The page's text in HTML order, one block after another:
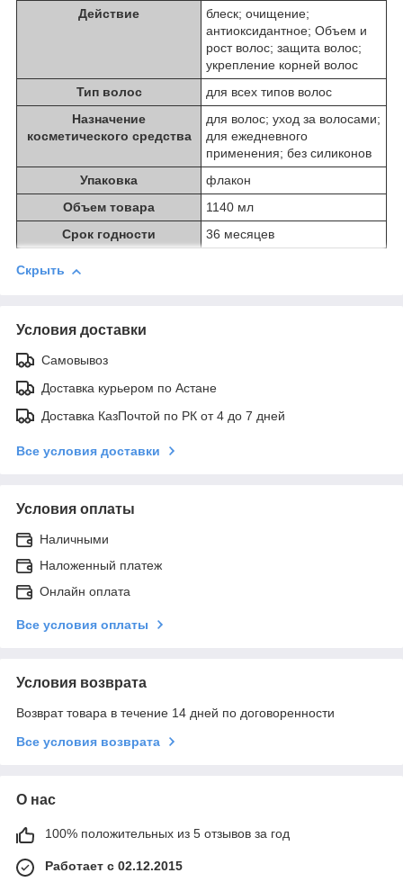
Действие
блеск; очищение;
антиоксидантное; Объем и
рост волос; защита волос;
укрепление корней волос
Тип волос
для всех типов волос
Назначение
косметического средства
для волос; уход за волосами;
для ежедневного
применения; без силиконов
Упаковка
флакон
Объем товара
1140 мл
Срок годности
36 месяцев
Скрыть
Условия доставки
Самовывоз
Доставка курьером по Астане
Доставка КазПочтой по РК от 4 до 7 дней
Все условия доставки
Условия оплаты
Наличными
Наложенный платеж
Онлайн оплата
Все условия оплаты
Условия возврата
Возврат товара в течение 14 дней по договоренности
Все условия возврата
О нас
100% положительных из 5 отзывов за год
Работает с 02.12.2015